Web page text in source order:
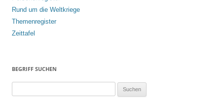
Rund um die Weltkriege
Themenregister
Zeittafel
BEGRIFF SUCHEN